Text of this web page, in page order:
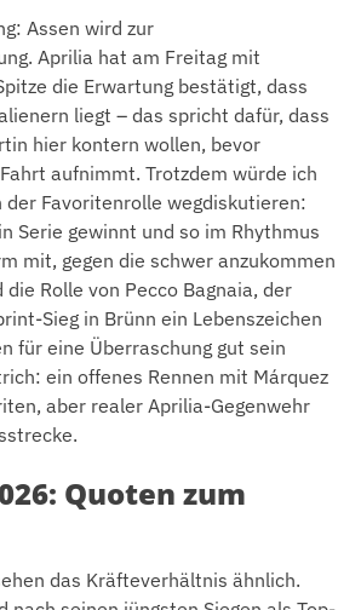
Assen wird zur
Aprilia hat am Freitag mit
die Erwartung bestätigt, dass
liegt – das spricht dafür, dass
hier kontern wollen, bevor
aufnimmt. Trotzdem würde ich
der Favoritenrolle wegdiskutieren:
Serie gewinnt und so im Rhythmus
mit, gegen die schwer anzukommen
Rolle von Pecco Bagnaia, der
Sieg in Brünn ein Lebenszeichen
für eine Überraschung gut sein
ein offenes Rennen mit Márquez
aber realer Aprilia-Gegenwehr
Quoten zum
das Kräfteverhältnis ähnlich.